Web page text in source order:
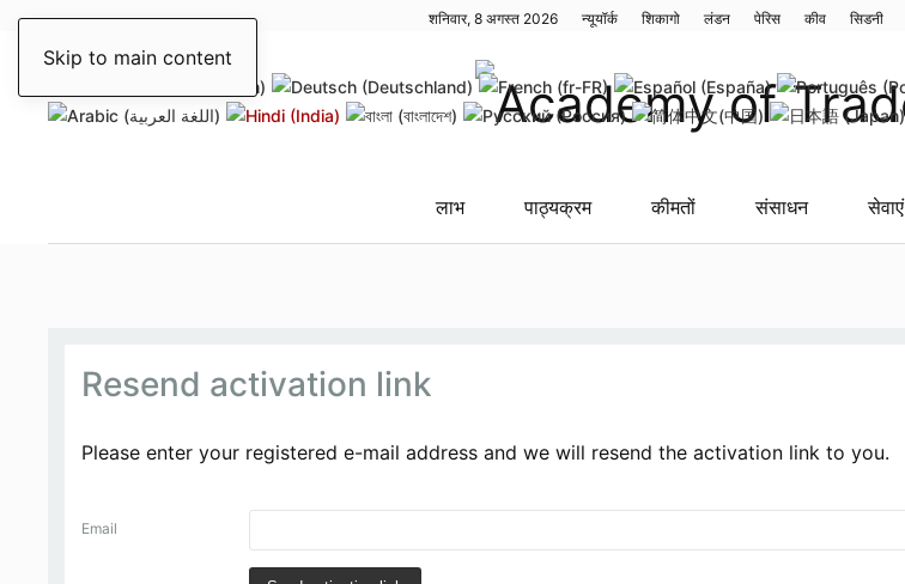
Skip to main content
शनिवार, 8 अगस्त 2026 न्यूयॉर्क शिकागो लंडन पेरिस कीव सिडनी
लाभ पाठ्यक्रम कीमतों संसाधन सेवाएं
Resend activation link
Please enter your registered e-mail address and we will resend the activation link to you.
Email